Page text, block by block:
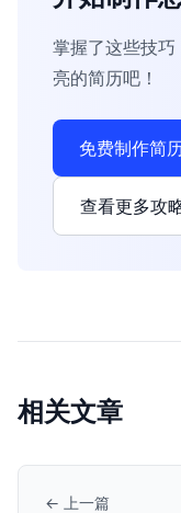
掌握了这些技
亮的简历吧！
免费制作简
查看更多攻
相关文章
← 上一篇